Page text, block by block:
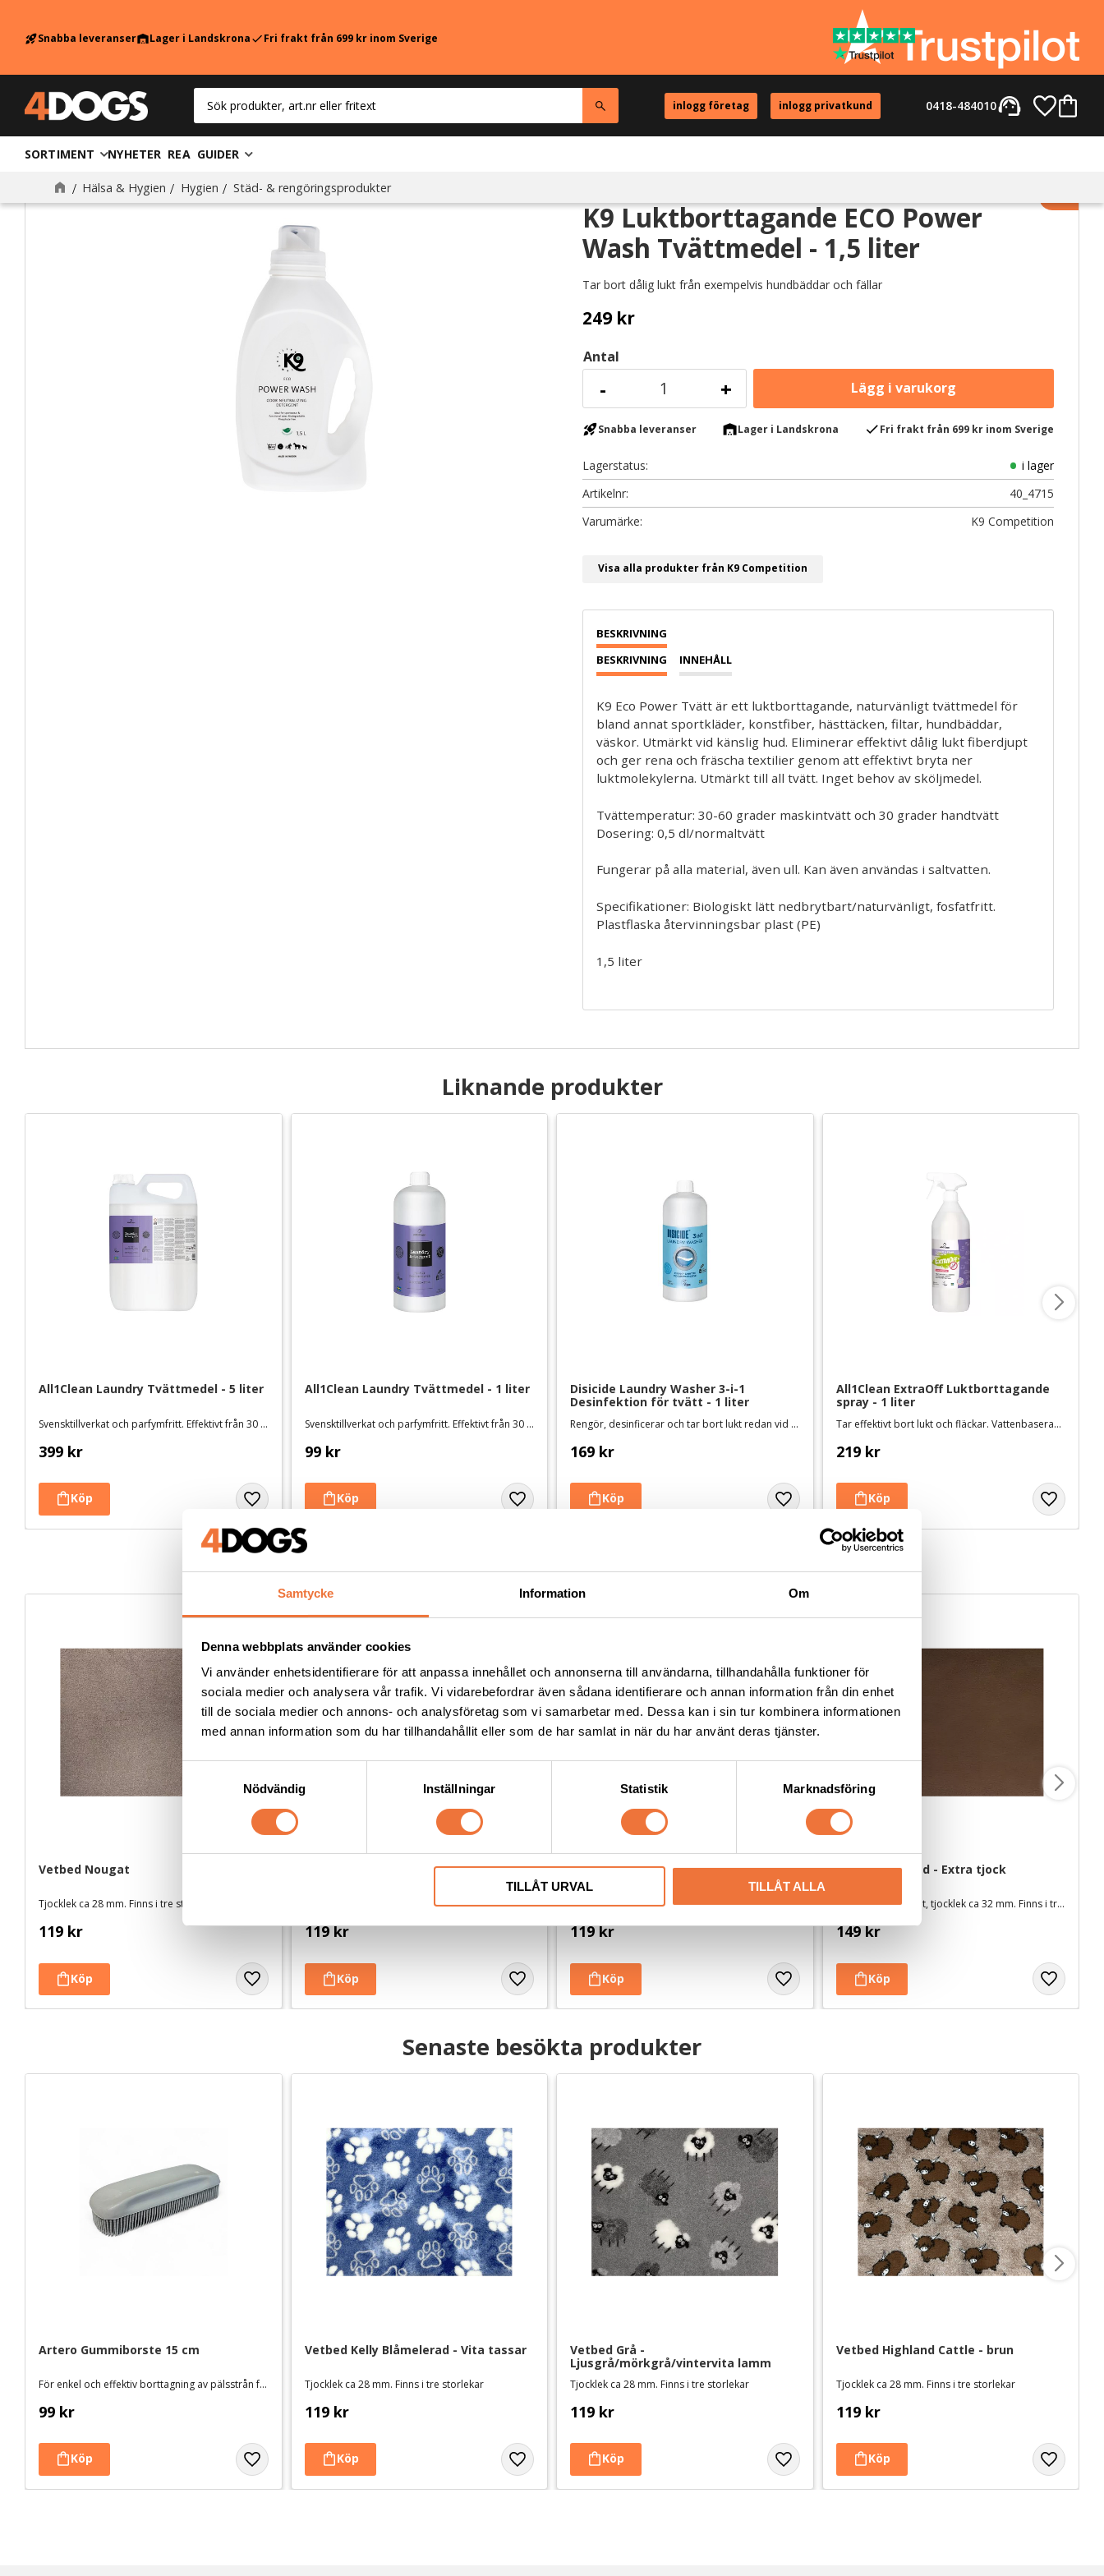
Samtycke Information Om
Denna webbplats använder cookies
Vi använder enhetsidentifierare för att anpassa innehållet och annonserna till användarna, tillhandahålla funktioner för
sociala medier och analysera vår trafik. Vi vidarebefordrar även sådana identifierare och annan information från din enhet
till de sociala medier och annons- och analysföretag som vi samarbetar med. Dessa kan i sin tur kombinera informationen
med annan information som du har tillhandahållit eller som de har samlat in när du har använt deras tjänster.
e
s
Nödvändig Inställningar Statistik Marknadsföring
TILLÅT URVAL TILLÅT ALLA
rocket_launchSnabba leveranserwarehouseLager i LandskronacheckFri frakt från 699 kr inom Sverige
inlogg företag inlogg privatkund support_agent
0418-484010
SORTIMENT NYHETER REA GUIDER
Hälsa & Hygien Hygien Städ- & rengöringsprodukter
K9 Luktborttagande ECO Power
Wash Tvättmedel - 1,5 liter
Tar bort dålig lukt från exempelvis hundbäddar och fällar
249kr
Antal
+
-
Lägg
rocket_launchSnabba leveranser warehouseLager i Landskrona checkFri frakt från 699 kr inom Sverige
Lagerstatus
i lager
Artikelnr
40_4715
K9 Competition
Visa alla produkter från K9 Competition
BESKRIVNING INNEHÅLL
K9 Eco Power Tvätt är ett luktborttagande, naturvänligt tvättmedel för
bland annat sportkläder, konstfiber, hästtäcken, filtar, hundbäddar,
väskor. Utmärkt vid känslig hud. Eliminerar effektivt dålig lukt fiberdjupt
och ger rena och fräscha textilier genom att effektivt bryta ner
luktmolekylerna. Utmärkt till all tvätt. Inget behov av sköljmedel.
Tvättemperatur: 30-60 grader maskintvätt och 30 grader handtvätt
Dosering: 0,5 dl/normaltvätt
Fungerar på alla material, även ull. Kan även användas i saltvatten.
Specifikationer: Biologiskt lätt nedbrytbart/naturvänligt, fosfatfritt.
Plastflaska återvinningsbar plast (PE)
1,5 liter
Liknande produkter
All1Clean Laundry Tvättmedel - 5 liter
Svensktillverkat och parfymfritt. Effektivt från 30 grader
399 kr
All1Clean Laundry Tvättmedel - 1 liter
Svensktillverkat och parfymfritt. Effektivt från 30 grader
99 kr
Disicide Laundry Washer 3-i-1
Desinfektion för tvätt - 1 liter
Rengör, desinficerar och tar bort lukt redan vid 30 grader. Vattenbaserad och svensktillverkad
169 kr
All1Clean ExtraOff Luktborttagande
spray - 1 liter
Tar effektivt bort lukt och fläckar. Vattenbaserad och svensktillverkad
219 kr
Andra köpte även
Vetbed Nougat
Tjocklek ca 28 mm. Finns i tre storlekar
119 kr
Vetbed Kelly Brunmelerad - Vita
Tjocklek ca 28 mm. Finns i tre storlekar
119kr
Vetbed Highland Cattle - grå
Tjocklek ca 28 mm. Finns i tre storlekar
119kr
Vetbed Choklad - Extra tjock
Super heavy weight, tjocklek ca 32 mm. Finns i tre storlekar
149kr
Senaste besökta produkter
Artero Gummiborste 15 cm
För enkel och effektiv borttagning av pälsstrån från textilier mm.
99 kr
Vetbed Kelly Blåmelerad - Vita tassar
Tjocklek ca 28 mm. Finns i tre storlekar
119 kr
Vetbed Grå -
Ljusgrå/mörkgrå/vintervita lamm
Tjocklek ca 28 mm. Finns i tre storlekar
119 kr
Vetbed Highland Cattle - brun
Tjocklek ca 28 mm. Finns i tre storlekar
119 kr